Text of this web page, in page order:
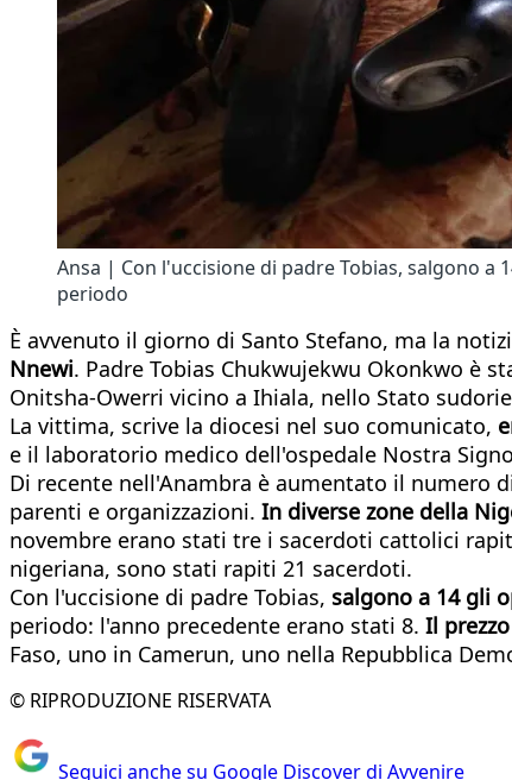
Ansa | Con l'uccisione di padre Tobias, salgono a
periodo
È avvenuto il giorno di Santo Stefano, ma la
Nnewi. Padre Tobias Chukwujekwu Okonkwo è
Onitsha-Owerri vicino a Ihiala, nello Stato
La vittima, scrive la diocesi nel suo comunicato,
e il laboratorio medico dell'ospedale Nostra
Di recente nell'Anambra è aumentato il numero
parenti e organizzazioni. In diverse zone della
novembre erano stati tre i sacerdoti cattolici
nigeriana, sono stati rapiti 21 sacerdoti.
Con l'uccisione di padre Tobias, salgono a 14 gli
periodo: l'anno precedente erano stati 8. Il
Faso, uno in Camerun, uno nella Repubblica
© RIPRODUZIONE RISERVATA
Seguici anche su Google Discover di Avvenire